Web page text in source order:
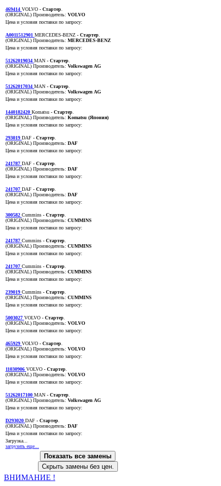
469414 VOLVO - Стартер.
(ORIGINAL) Производитель: VOLVO
Цена и условия поставки по запросу:
A0011512901 MERCEDES-BENZ - Стартер.
(ORIGINAL) Производитель: MERCEDES-BENZ
Цена и условия поставки по запросу:
51262019034 MAN - Стартер.
(ORIGINAL) Производитель: Volkswagen AG
Цена и условия поставки по запросу:
51262017034 MAN - Стартер.
(ORIGINAL) Производитель: Volkswagen AG
Цена и условия поставки по запросу:
1440182420 Komatsu - Стартер.
(ORIGINAL) Производитель: Komatsu (Япония)
Цена и условия поставки по запросу:
293019 DAF - Стартер.
(ORIGINAL) Производитель: DAF
Цена и условия поставки по запросу:
241787 DAF - Стартер.
(ORIGINAL) Производитель: DAF
Цена и условия поставки по запросу:
241707 DAF - Стартер.
(ORIGINAL) Производитель: DAF
Цена и условия поставки по запросу:
300582 Cummins - Стартер.
(ORIGINAL) Производитель: CUMMINS
Цена и условия поставки по запросу:
241787 Cummins - Стартер.
(ORIGINAL) Производитель: CUMMINS
Цена и условия поставки по запросу:
241707 Cummins - Стартер.
(ORIGINAL) Производитель: CUMMINS
Цена и условия поставки по запросу:
239019 Cummins - Стартер.
(ORIGINAL) Производитель: CUMMINS
Цена и условия поставки по запросу:
5003027 VOLVO - Стартер.
(ORIGINAL) Производитель: VOLVO
Цена и условия поставки по запросу:
465929 VOLVO - Стартер.
(ORIGINAL) Производитель: VOLVO
Цена и условия поставки по запросу:
11030906 VOLVO - Стартер.
(ORIGINAL) Производитель: VOLVO
Цена и условия поставки по запросу:
51262017100 MAN - Стартер.
(ORIGINAL) Производитель: Volkswagen AG
Цена и условия поставки по запросу:
D293020 DAF - Стартер.
(ORIGINAL) Производитель: DAF
Цена и условия поставки по запросу:
Загрузка...
загрузить еще...
Показать все замены
Скрыть замены без цен.
ВНИМАНИЕ !